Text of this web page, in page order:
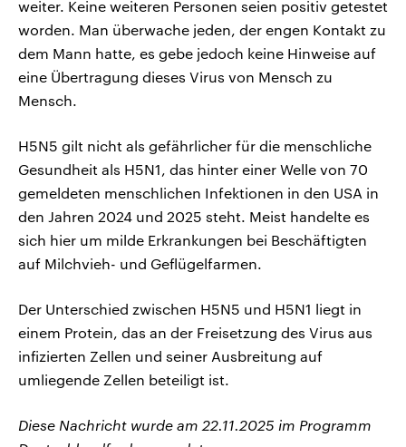
weiter. Keine weiteren Personen seien positiv getestet
worden. Man überwache jeden, der engen Kontakt zu
dem Mann hatte, es gebe jedoch keine Hinweise auf
eine Übertragung dieses Virus von Mensch zu
Mensch.
H5N5 gilt nicht als gefährlicher für die menschliche
Gesundheit als H5N1, das hinter einer Welle von 70
gemeldeten menschlichen Infektionen in den USA in
den Jahren 2024 und 2025 steht. Meist handelte es
sich hier um milde Erkrankungen bei Beschäftigten
auf Milchvieh- und Geflügelfarmen.
Der Unterschied zwischen H5N5 und H5N1 liegt in
einem Protein, das an der Freisetzung des Virus aus
infizierten Zellen und seiner Ausbreitung auf
umliegende Zellen beteiligt ist.
Diese Nachricht wurde am 22.11.2025 im Programm